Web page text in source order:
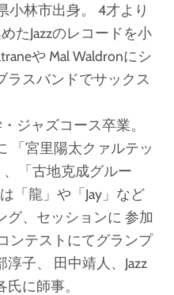
小林市出身。 4才より
たJazzのレコードを小
や Mal Waldronにシ
ラスバンドでサックス
ジャズコース卒業。
「宮里陽太クァルテッ
、「古地克成グルー
「龍」や「Jay」など
グ、セッションに 参加
ンテストにてグランプ
子、 田中靖人、Jazz
に師事。